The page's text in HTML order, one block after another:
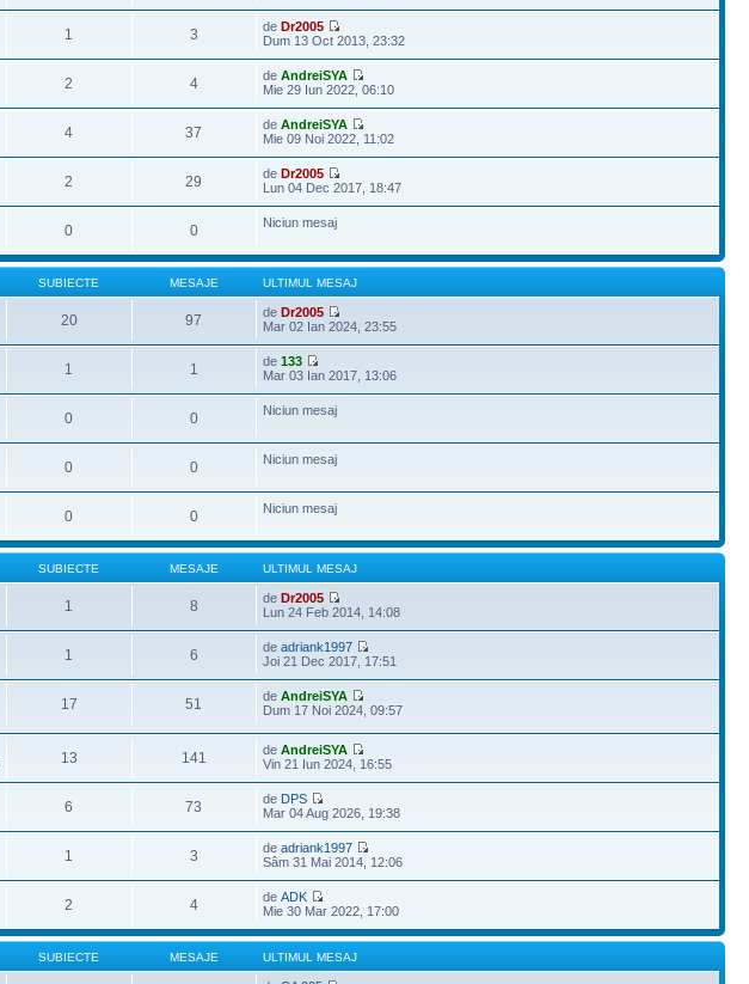
1 3 deDr2005
Dum 13 Oct 2013, 23:32
2 4 deAndreiSYA
Mie 29 Iun 2022, 06:10
4 37 deAndreiSYA
Mie 09 Noi 2022, 11:02
2 29 deDr2005
Lun 04 Dec 2017, 18:47
0 0 Niciun mesaj
SUBIECTE MESAJE ULTIMUL MESAJ
20 97 deDr2005
Mar 02 Ian 2024, 23:55
1 1 de133
Mar 03 Ian 2017, 13:06
0 0 Niciun mesaj
0 0 Niciun mesaj
0 0 Niciun mesaj
SUBIECTE MESAJE ULTIMUL MESAJ
1 8 deDr2005
Lun 24 Feb 2014, 14:08
1 6 deadriank1997
Joi 21 Dec 2017, 17:51
17 51 deAndreiSYA
Dum 17 Noi 2024, 09:57
13 141 deAndreiSYA
Vin 21 Iun 2024, 16:55
6 73 de DPS
Mar 04 Aug 2026, 19:38
1 3 deadriank1997
Sâm 31 Mai 2014, 12:06
2 4 deADK
Mie 30 Mar 2022, 17:00
SUBIECTE MESAJE ULTIMUL MESAJ